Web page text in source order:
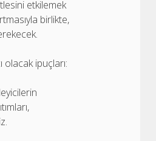
etkilemek
birlikte,
ipuçları: